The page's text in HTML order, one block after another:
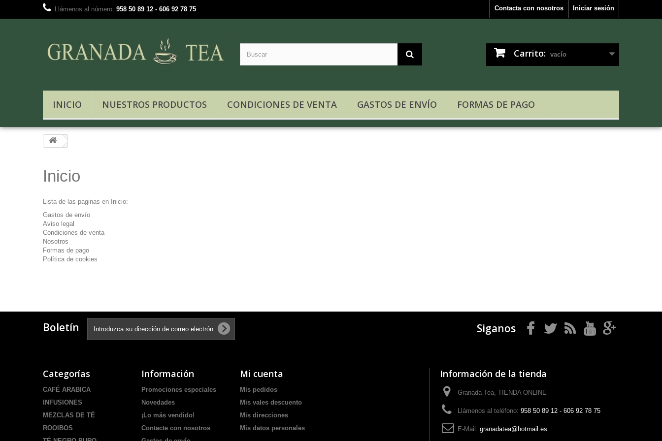
Iniciar sesión
Contacta con nosotros
Llámenos al número: 958 50 89 12 - 606 92 78 75
Carrito: vacío
INICIO NUESTROS PRODUCTOS CONDICIONES DE VENTA GASTOS DE ENVÍO FORMAS DE PAGO
Inicio
Lista de las paginas en Inicio:
Gastos de envío
Aviso legal
Condiciones de venta
Nosotros
Formas de pago
Política de cookies
Boletín Siganos
Categorías
CAFÉ ARABICA
INFUSIONES
MEZCLAS DE TÉ
ROOIBOS
Información
Promociones especiales
Novedades
¡Lo más vendido!
Contacte con nosotros
Mi cuenta
Mis pedidos
Mis vales descuento
Mis direcciones
Mis datos personales
Información de la tienda
Granada Tea, TIENDA ONLINE
Llámenos al teléfono: 958 50 89 12 - 606 92 78 75
E-Mail: granadatea@hotmail.es